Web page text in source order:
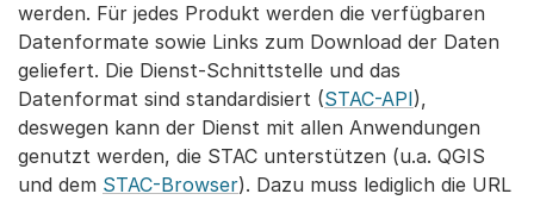
werden. Für jedes Produkt werden die verfügbaren
Datenformate sowie Links zum Download der Daten
geliefert. Die Dienst-Schnittstelle und das
Datenformat sind standardisiert (STAC-API),
deswegen kann der Dienst mit allen Anwendungen
genutzt werden, die STAC unterstützen (u.a. QGIS
und dem STAC-Browser). Dazu muss lediglich die URL